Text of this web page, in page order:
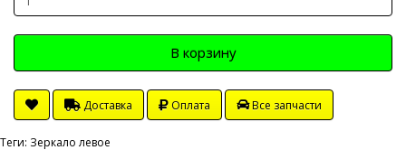
В корзину
Доставка Оплата Все запчасти
Теги: Зеркало левое